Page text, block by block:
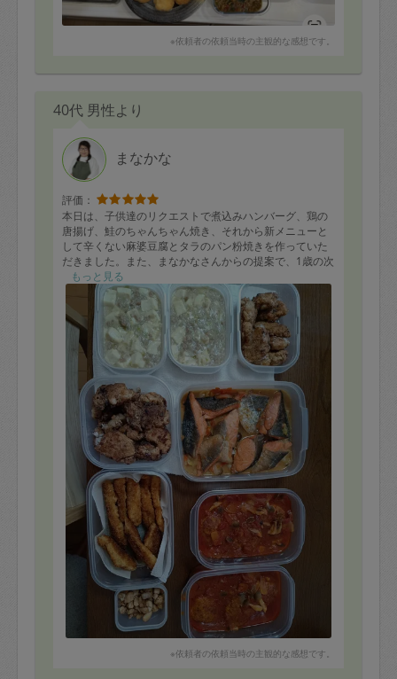
※依頼者の依頼当時の主観的な感想です。
40代 男性より
まなかな
評価：
本日は、子供達のリクエストで煮込みハンバーグ、鶏の
唐揚げ、鮭のちゃんちゃん焼き、それから新メニューと
して辛くない麻婆豆腐とタラのパン粉焼きを作っていた
だきました。また、まなかなさんからの提案で、1歳の次
男向けに、鶏肉を小さく切って味付けして焼いたものも
作っていただきました。いつもありがとうございます。
もっと見る
※依頼者の依頼当時の主観的な感想です。